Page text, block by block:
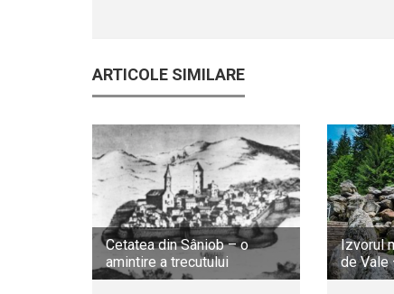
ARTICOLE SIMILARE
Cetatea din Sâniob – o
amintire a trecutului
Izvorul
de Vale